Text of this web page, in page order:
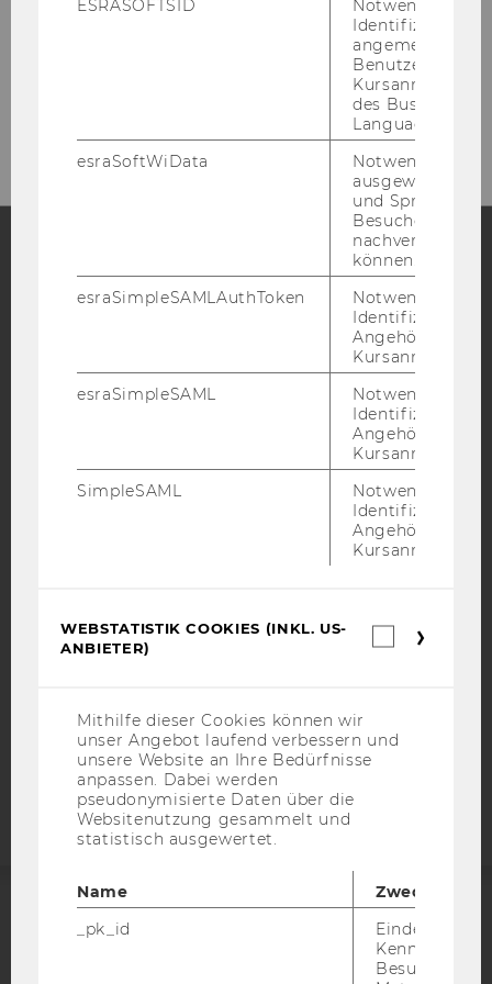
Gebäude LC - Bibliothekszentrum - Ebene
YouTube NewsletterBluesky
BARRIEREFREIHEITSERKLÄRUNG WEBSEITE
DATENSCHUTZERKLÄRUNG
DATENSCHUTZERKLÄRUNG
STUDIENBEWERBER*INNEN UND STUDIERENDE
Barrierefreiheitserklärung
Webseite
ACCREDITED BY:
ESRASOFTSID
Notwendig zur
Identifizierung
angemeldeten
Benutzers im
des Business
Language
esraSoftWiData
Notwendig um
ausgewählte
und
Besuchers
nachverfolgen
können.
esraSimpleSAMLAuthToken
Notwendig zur
Identifizierung
Angehörige/r für
Kursanmeldung.
esraSimpleSAML
Notwendig zur
Identifizierung
Angehörige/r für
Kursanmeldung.
SimpleSAML
Notwendig zur
Identifizierung
Angehörige/r für
Kursanmeldung.
WEBSTATISTIK COOKIES (INKL. US-
ANBIETER)
Mithilfe dieser Cookies können wir
unser Angebot laufend verbessern und
unsere Website an Ihre Bedürfnisse
anpassen. Dabei werden
pseudonymisierte Daten über die
Websitenutzung gesammelt und
statistisch ausgewertet.
Name
Zweck
_pk_id
Eindeutige
Besuchers